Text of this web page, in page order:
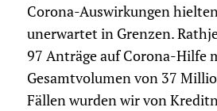
Corona-Auswirkungen
unerwartet in Grenzen.
97 Anträge auf Corona-Hilfe
Gesamtvolumen von 37
Fällen wurden wir von